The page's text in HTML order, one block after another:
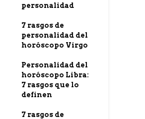
personalidad
7 rasgos de
personalidad del
horóscopo Virgo
Personalidad del
horóscopo Libra:
7 rasgos que lo
definen
7 rasgos de